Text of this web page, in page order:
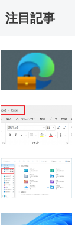
注目記事